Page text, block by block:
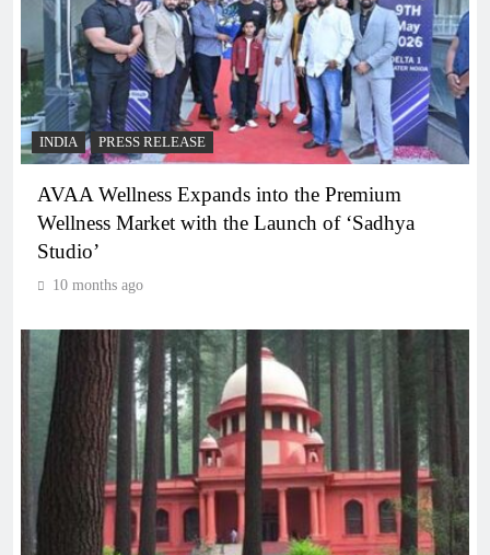
INDIA PRESS RELEASE
AVAA Wellness Expands into the Premium
Wellness Market with the Launch of ‘Sadhya
Studio’
10 months ago